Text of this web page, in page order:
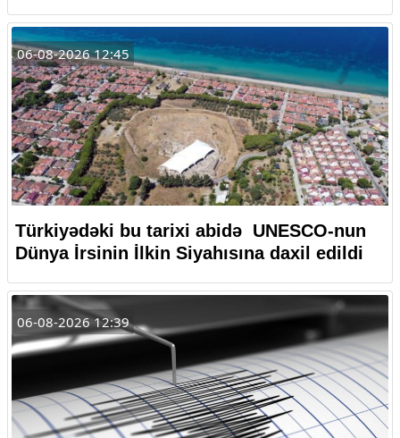
06-08-2026 12:45
Türkiyədəki bu tarixi abidə UNESCO-nun
Dünya İrsinin İlkin Siyahısına daxil edildi
06-08-2026 12:39